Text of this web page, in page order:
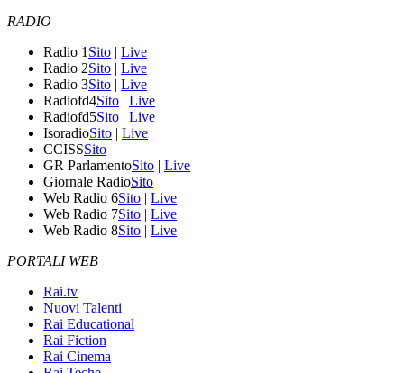
RADIO
Radio 1 Sito | Live
Radio 2Sito | Live
Radio 3Sito | Live
Radiofd4Sito | Live
Radiofd5Sito | Live
IsoradioSito | Live
CCISSSito
GR ParlamentoSito | Live
Giornale RadioSito
Web Radio 6Sito | Live
Web Radio 7Sito | Live
Web Radio 8Sito | Live
PORTALI WEB
Rai.tv
Nuovi Talenti
Rai Educational
Rai Fiction
Rai Cinema